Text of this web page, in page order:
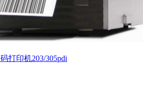
打印机203/305pdi